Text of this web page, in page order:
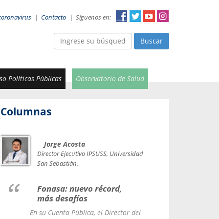
| Contacto | Síguenos en:
Buscar
Políticas Públicas Observatorio de Salud
Columnas
Jorge Acosta
Director Ejecutivo IPSUSS, Universidad
San Sebastián.
Fonasa: nuevo récord,
más desafíos
En su Cuenta Pública, el Director del